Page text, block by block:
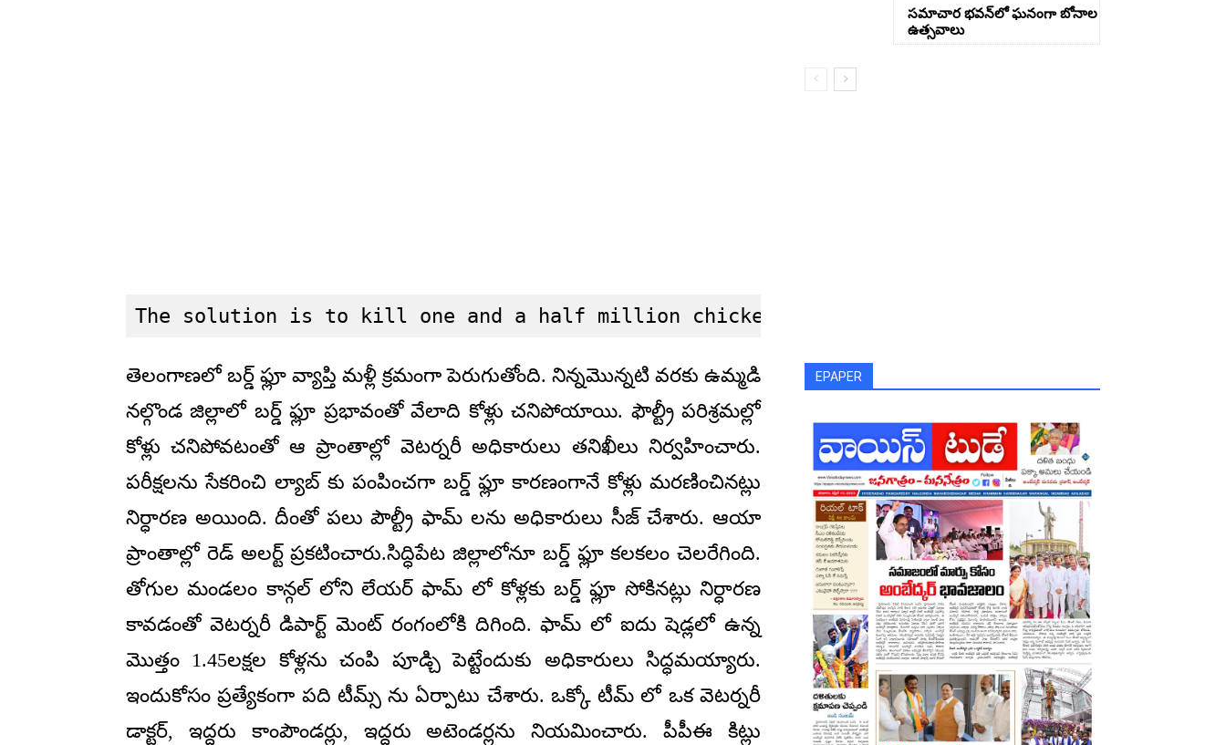
The solution is to kill one and a half million chickens.
తెలంగాణలో బర్డ్ ఫ్లూ వ్యాప్తి మళ్లీ క్రమంగా పెరుగుతోంది. నిన్నమొన్నటి వరకు ఉమ్మడి
నల్గొండ జిల్లాలో బర్డ్ ఫ్లూ ప్రభావంతో వేలాది కోళ్లు చనిపోయాయి. ఫౌల్ట్రీ పరిశ్రమల్లో
కోళ్లు చనిపోవటంతో ఆ ప్రాంతాల్లో వెటర్నరీ అధికారులు తనిఖీలు నిర్వహించారు.
పరీక్షలను సేకరించి ల్యాబ్ కు పంపించగా బర్డ్ ఫ్లూ కారణంగానే కోళ్లు మరణించినట్లు
నిర్ధారణ అయింది. దీంతో పలు పౌల్ట్రీ ఫామ్ లను అధికారులు సీజ్ చేశారు. ఆయా
ప్రాంతాల్లో రెడ్ అలర్ట్ ప్రకటించారు.సిద్ధిపేట జిల్లాలోనూ బర్డ్ ఫ్లూ కలకలం చెలరేగింది.
తోగుల మండలం కాన్గల్ లోని లేయర్ ఫామ్ లో కోళ్లకు బర్డ్ ఫ్లూ సోకినట్లు నిర్ధారణ
కావడంతో వెటర్నరీ డిపార్ట్ మెంట్ రంగంలోకి దిగింది. ఫామ్ లో ఐదు షెడ్లలో ఉన్న
మొత్తం 1.45లక్షల కోళ్లను చంపి పూడ్చి పెట్టేందుకు అధికారులు సిద్ధమయ్యారు.
ఇందుకోసం ప్రత్యేకంగా పది టీమ్స్ ను ఏర్పాటు చేశారు. ఒక్కో టీమ్ లో ఒక వెటర్నరీ
డాక్టర్, ఇద్దరు కాంపౌండర్లు, ఇద్దరు అటెండర్లను నియమించారు. పీపీఈ కిట్లు
సమాచార భవన్‌లో ఘనంగా బోనాల
ఉత్సవాలు
EPAPER